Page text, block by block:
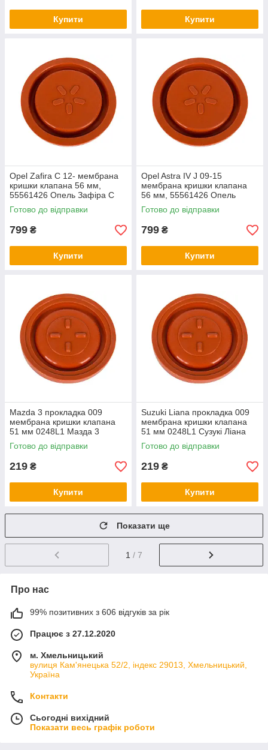
Купити Купити
Opel Zafira C 12- мембрана
кришки клапана 56 мм,
55561426 Опель Зафіра С
Готово до відправки
799 ₴
Купити
Opel Astra IV J 09-15
мембрана кришки клапана
56 мм, 55561426 Опель
Астра 4
Готово до відправки
799 ₴
Купити
Mazda 3 прокладка 009
мембрана кришки клапана
51 мм 0248L1 Мазда 3
Готово до відправки
219 ₴
Купити
Suzuki Liana прокладка 009
мембрана кришки клапана
51 мм 0248L1 Сузукі Ліана
Готово до відправки
219 ₴
Купити
Показати ще
1 / 7
Про нас
99% позитивних з 606 відгуків за рік
Працює з 27.12.2020
м. Хмельницький
вулиця Кам'янецька 52/2, індекс 29013, Хмельницький,
Україна
Контакти
Сьогодні вихідний
Показати весь графік роботи